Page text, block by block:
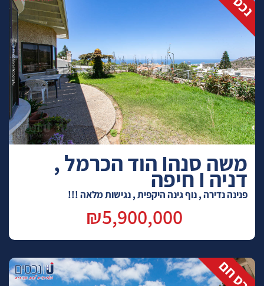
משה סנהI הוד הכרמל ,
דניה I חיפה
פנינה נדירה , נוף גינה היקפית , נגישות מלאה !!!
₪5,900,000